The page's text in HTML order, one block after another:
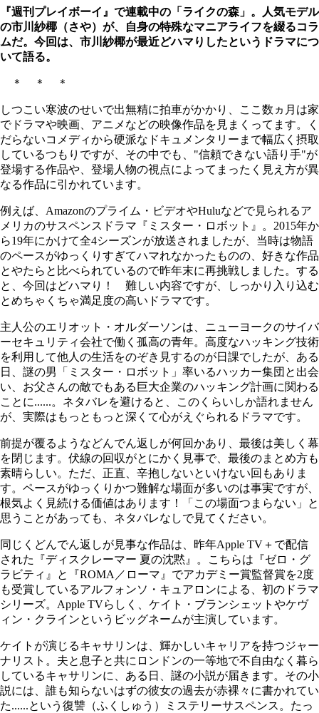
『週刊プレイボーイ』で連載中の「ライクの森」。人気モデル
の市川紗椰（さや）が、自身の特殊なマニアライフを綴るコラ
ムだ。今回は、市川紗椰が最近どハマりしたというドラマにつ
いて語る。
＊ ＊ ＊
しつこい寒波のせいで出無精に拍車がかかり、ここ数ヵ月は家
でドラマや映画、アニメなどの映像作品を見まくってます。く
だらないコメディから硬派なドキュメンタリーまで幅広く摂取
しているつもりですが、その中でも、"信頼できない語り手"が
登場する作品や、登場人物の視点によってまったく見え方が異
なる作品に引かれています。
例えば、Amazonのプライム・ビデオやHuluなどで見られるア
メリカのサスペンスドラマ『ミスター・ロボット』。2015年か
ら19年にかけて全4シーズンが放送されましたが、当時は物語
のペースがゆっくりすぎてハマれなかったものの、好きな作品
とやたらと比べられているので昨年末に再挑戦しました。する
と、今回はどハマり！ 難しい内容ですが、しっかり入り込む
とめちゃくちゃ満足度の高いドラマです。
主人公のエリオット・オルダーソンは、ニューヨークのサイバ
ーセキュリティ会社で働く孤高の青年。高度なハッキング技術
を利用して他人の生活をのぞき見するのが日課でしたが、ある
日、謎の男「ミスター・ロボット」率いるハッカー集団と出会
い、お父さんの敵でもある巨大企業のハッキング計画に関わる
ことに......。ネタバレを避けると、このくらいしか語れません
が、実際はもっともっと深くて心がえぐられるドラマです。
前提が覆るようなどんでん返しが何回かあり、最後は美しく幕
を閉じます。伏線の回収がとにかく見事で、最後のまとめ方も
素晴らしい。ただ、正直、辛抱しないといけない回もありま
す。ペースがゆっくりかつ難解な場面が多いのは事実ですが、
根気よく見続ける価値はあります！「この場面つまらない」と
思うことがあっても、ネタバレなしで見てください。
同じくどんでん返しが見事な作品は、昨年Apple TV＋で配信
された『ディスクレーマー 夏の沈黙』。こちらは『ゼロ・グ
ラビティ』と『ROMA／ローマ』でアカデミー賞監督賞を2度
も受賞しているアルフォンソ・キュアロンによる、初のドラマ
シリーズ。Apple TVらしく、ケイト・ブランシェットやケヴ
ィン・クラインというビッグネームが主演しています。
ケイトが演じるキャサリンは、輝かしいキャリアを持つジャー
ナリスト。夫と息子と共にロンドンの一等地で不自由なく暮ら
しているキャサリンに、ある日、謎の小説が届きます。その小
説には、誰も知らないはずの彼女の過去が赤裸々に書かれてい
た......という復讐（ふくしゅう）ミステリーサスペンス。たっ